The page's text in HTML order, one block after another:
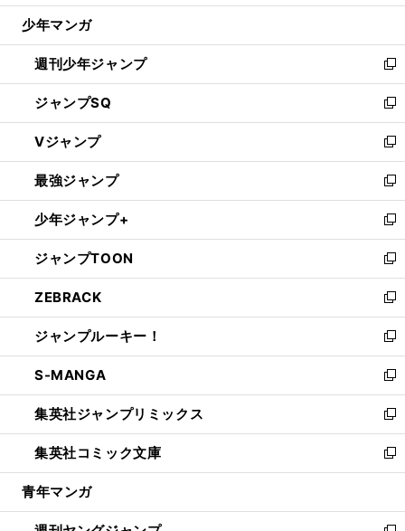
ウ
開
く
少年マンガ
週刊少年ジャンプ
新
し
い
ウ
ィ
ン
ド
ウ
で
開
く
ジャンプSQ
新
し
い
ウ
ィ
ン
ド
ウ
で
開
く
Vジャンプ
新
し
い
ウ
ィ
ン
ド
ウ
で
開
く
最強ジャンプ
新
し
い
ウ
ィ
ン
ド
ウ
で
開
く
少年ジャンプ+
新
し
い
ウ
ィ
ン
ド
ウ
で
開
く
ジャンプTOON
新
し
い
ウ
ィ
ン
ド
ウ
で
開
く
ZEBRACK
新
し
い
ウ
ィ
ン
ド
ウ
で
開
ジャンプルーキー！
新
し
い
ウ
ィ
ン
ド
ウ
開
S-MANGA
新
し
い
ウ
ィ
ン
ウ
集英社ジャンプリミックス
新
し
い
ウ
ン
集英社コミック文庫
新
し
ウ
青年マンガ